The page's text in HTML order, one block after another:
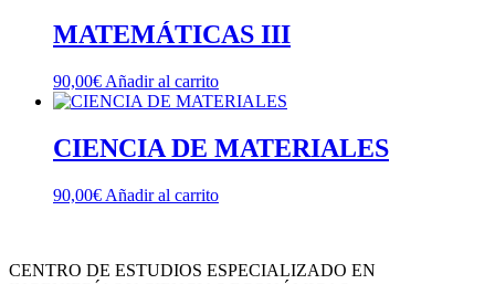
MATEMÁTICAS III
90,00€ Añadir al carrito
CIENCIA DE MATERIALES
90,00€ Añadir al carrito
CENTRO DE ESTUDIOS ESPECIALIZADO EN